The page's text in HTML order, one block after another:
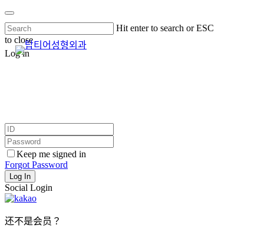
to
main
content
Hit enter to search or ESC
to close
Close
Search
Log in
Keep me signed in
Forgot Password
Log In
Social Login
还不是会员？